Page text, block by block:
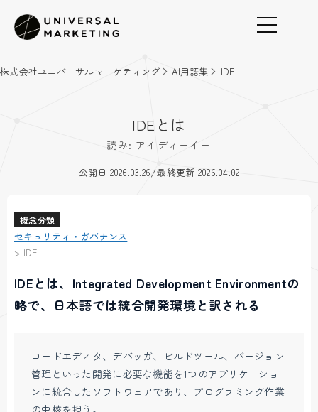
株式会社ユニバーサルマーケティング AI用語集 IDE
IDEとは
読み: アイディーイー
公開日 2026.03.26/最終更新 2026.04.02
概念分類
セキュリティ・ガバナンス
> IDE
IDEとは、Integrated Development Environmentの
略で、日本語では統合開発環境と訳される
コードエディタ、デバッガ、ビルドツール、バージョン
管理といった開発に必要な機能を1つのアプリケーショ
ンに統合したソフトウェアであり、プログラミング作業
の中核を担う。